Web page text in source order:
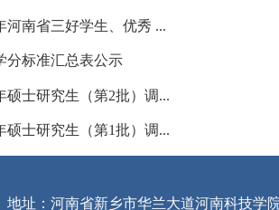
河南省三好学生、优秀 ...
分标准汇总表公示
硕士研究生（第2批）调...
硕士研究生（第1批）调...
地址：河南省新乡市华兰大道河南科技学